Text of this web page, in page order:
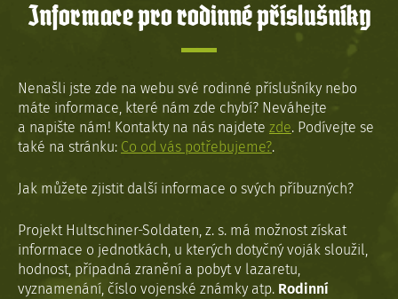
Informace pro rodinné příslušníky
Nenašli jste zde na webu své rodinné příslušníky nebo
máte informace, které nám zde chybí? Neváhejte
a napište nám! Kontakty na nás najdete zde. Podívejte se
také na stránku: Co od vás potřebujeme?.
Jak můžete zjistit další informace o svých příbuzných?
Projekt Hultschiner-Soldaten, z. s. má možnost získat
informace o jednotkách, u kterých dotyčný voják sloužil,
hodnost, případná zranění a pobyt v lazaretu,
vyznamenání, číslo vojenské známky atp. Rodinní